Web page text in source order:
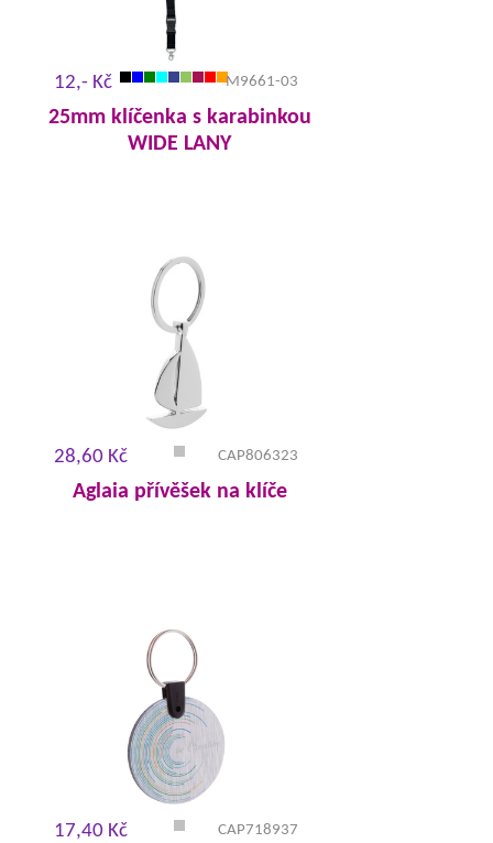
12,- Kč M9661-03
25mm klíčenka s karabinkou
WIDE LANY
28,60 Kč CAP806323
Aglaia přívěšek na klíče
17,40 Kč CAP718937